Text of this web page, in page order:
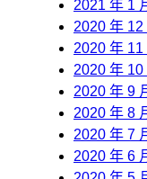
2021 年 1
2020 年 12
2020 年 11
2020 年 10
2020 年 9
2020 年 8
2020 年 7
2020 年 6